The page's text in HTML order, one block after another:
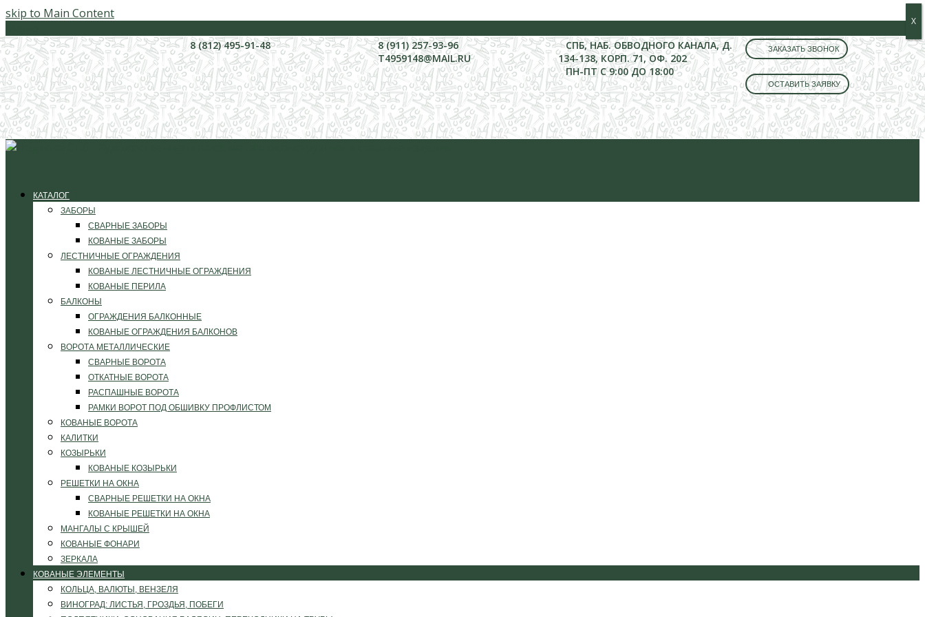
skip to Main Content
8 (812) 495-91-48
8 (911) 257-93-96
T4959148@MAIL.RU
СПБ, НАБ. ОБВОДНОГО КАНАЛА, Д.
134-138, КОРП. 71, ОФ. 202
ПН-ПТ С 9:00 ДО 18:00
ЗАКАЗАТЬ ЗВОНОК
ОСТАВИТЬ ЗАЯВКУ
КАТАЛОГ
ЗАБОРЫ
СВАРНЫЕ ЗАБОРЫ
КОВАНЫЕ ЗАБОРЫ
ЛЕСТНИЧНЫЕ ОГРАЖДЕНИЯ
КОВАНЫЕ ЛЕСТНИЧНЫЕ ОГРАЖДЕНИЯ
КОВАНЫЕ ПЕРИЛА
БАЛКОНЫ
ОГРАЖДЕНИЯ БАЛКОННЫЕ
КОВАНЫЕ ОГРАЖДЕНИЯ БАЛКОНОВ
ВОРОТА МЕТАЛЛИЧЕСКИЕ
СВАРНЫЕ ВОРОТА
ОТКАТНЫЕ ВОРОТА
РАСПАШНЫЕ ВОРОТА
РАМКИ ВОРОТ ПОД ОБШИВКУ ПРОФЛИСТОМ
КОВАНЫЕ ВОРОТА
КАЛИТКИ
КОЗЫРЬКИ
КОВАНЫЕ КОЗЫРЬКИ
РЕШЕТКИ НА ОКНА
СВАРНЫЕ РЕШЕТКИ НА ОКНА
КОВАНЫЕ РЕШЕТКИ НА ОКНА
МАНГАЛЫ С КРЫШЕЙ
КОВАНЫЕ ФОНАРИ
ЗЕРКАЛА
КОВАНЫЕ ЭЛЕМЕНТЫ
КОЛЬЦА, ВАЛЮТЫ, ВЕНЗЕЛЯ
ВИНОГРАД: ЛИСТЬЯ, ГРОЗДЬЯ, ПОБЕГИ
Х
Х